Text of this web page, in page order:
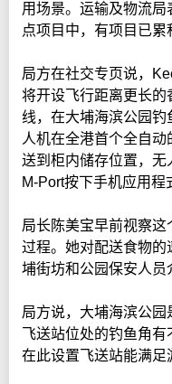
用场景。运输及物流
点项目中，有项目已累
局方在社交专页说，
将开设飞行距离更长
线，在大埔海滨公园
人机在全港首个全自
送到柜内储存位置，无
M-Port按下手机应用程
局长陈美宝早前视察
过程。她对配送食物的
埔街坊和公园保安人员
局方说，大埔海滨公
飞送站位处的钓鱼角
在此设置飞送站能满足